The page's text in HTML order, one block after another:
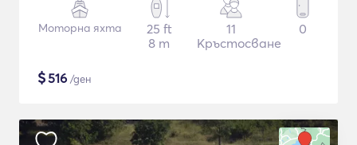
Моторна яхта
25 ft
8 m
11
Кръстосване
0
$516 /ден